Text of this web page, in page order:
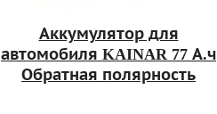
Аккумулятор для
автомобиля KAINAR 77 А.ч
Обратная полярность